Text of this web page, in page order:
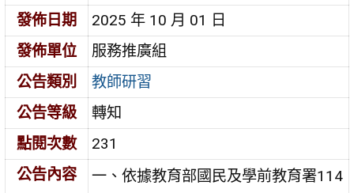
發佈日期
2025 年 10 月 01 日
發佈單位
服務推廣組
公告類別
教師研習
公告等級
轉知
點閱次數
231
公告內容
一、依據教育部國民及學前教育署114